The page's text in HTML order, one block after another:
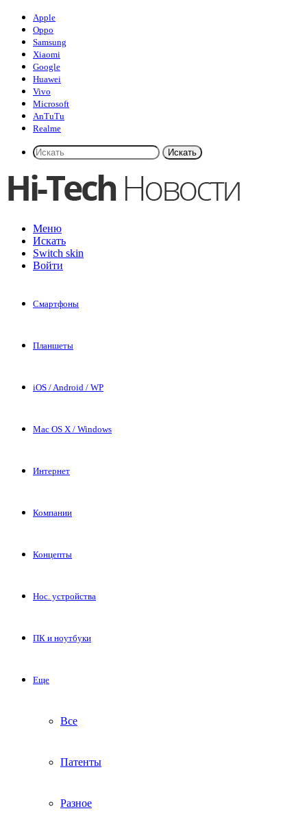
Apple
Oppo
Samsung
Xiaomi
Google
Huawei
Vivo
Microsoft
AnTuTu
Realme
Искать
Меню
Искать
Switch skin
Войти
Смартфоны
Планшеты
iOS / Android / WP
Mac OS X / Windows
Интернет
Компании
Концепты
Нос. устройства
ПК и ноутбуки
Еще
Все
Патенты
Разное